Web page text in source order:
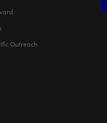
Outreach